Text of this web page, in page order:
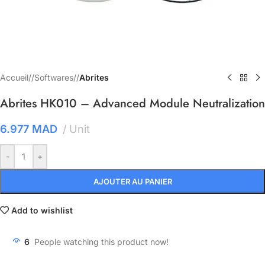
Accueil/ Softwares/ Abrites
Abrites HK010 – Advanced Module Neutralization
6.977 MAD Unit
- +
AJOUTER AU PANIER
Add to wishlist
6 People watching this product now!